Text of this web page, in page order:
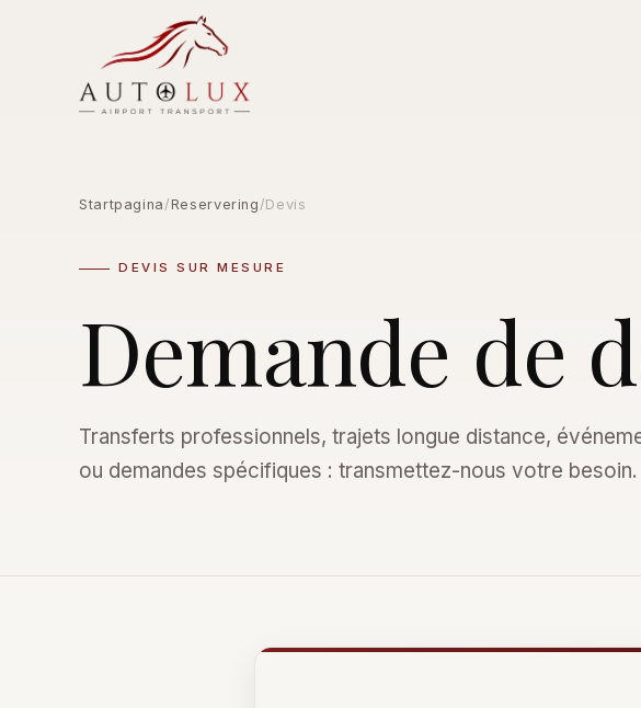
Startpagina / Reservering /Devis
DEVIS SUR MESURE
Demande de
Transferts professionnels, trajets longue distance,
ou demandes spécifiques : transmettez-nous votre besoin.